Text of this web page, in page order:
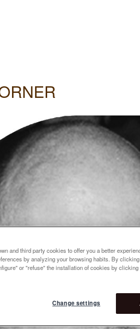
and third party cookies to offer you a better
by analyzing your browsing habits. By
or "refuse" the installation of cookies by
Change settings